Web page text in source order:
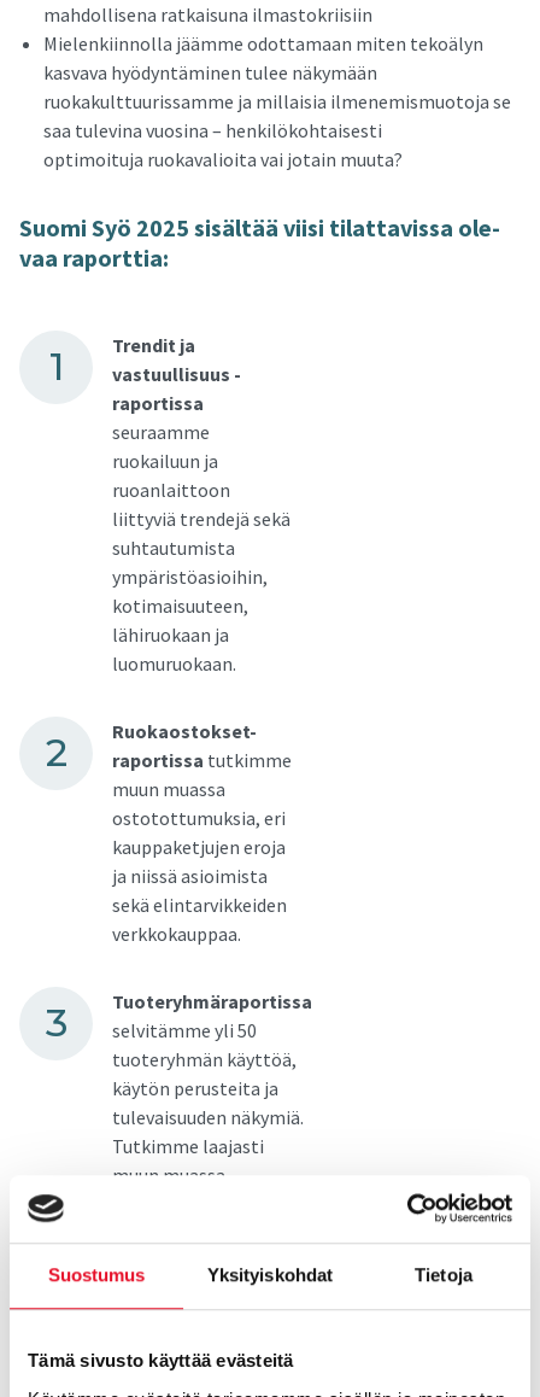
Suostumus Yksityiskohdat Tietoja
Tämä sivusto käyttää evästeitä
mahdollisena ratkaisuna ilmastokriisiin
Mielenkiinnolla jäämme odottamaan miten tekoälyn
kasvava hyödyntäminen tulee näkymään
ruokakulttuurissamme ja millaisia ilmenemismuotoja se
saa tulevina vuosina – henkilökohtaisesti
optimoituja ruokavalioita vai jotain muuta?
Suomi Syö 2025 si­säl­tää viisi ti­lat­ta­vis­sa ole­
vaa ra­port­tia:
Trendit ja
vastuullisuus -
raportissa
seuraamme
ruokailuun ja
ruoanlaittoon
liittyviä trendejä sekä
suhtautumista
ympäristöasioihin,
kotimaisuuteen,
lähiruokaan ja
luomuruokaan.
Ruokaostokset-
raportissa tutkimme
muun muassa
ostotottumuksia, eri
kauppaketjujen eroja
ja niissä asioimista
sekä elintarvikkeiden
verkkokauppaa.
Tuoteryhmäraportissa
selvitämme yli 50
tuoteryhmän käyttöä,
käytön perusteita ja
tulevaisuuden näkymiä.
Tutkimme laajasti
muun muassa
Kotitaloudet-
kotitalouksien
ruokailutottumuksia